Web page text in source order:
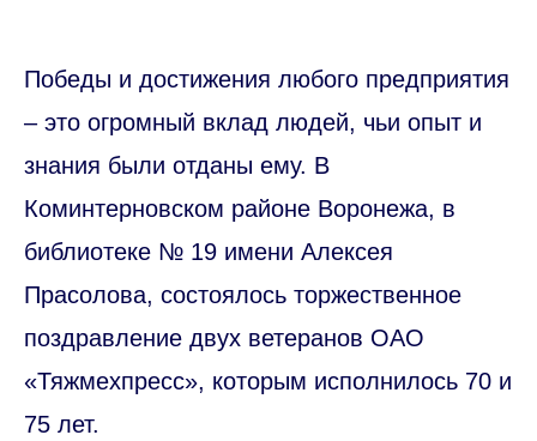
Победы и достижения любого предприятия
– это огромный вклад людей, чьи опыт и
знания были отданы ему. В
Коминтерновском районе Воронежа, в
библиотеке № 19 имени Алексея
Прасолова, состоялось торжественное
поздравление двух ветеранов ОАО
«Тяжмехпресс», которым исполнилось 70 и
75 лет.